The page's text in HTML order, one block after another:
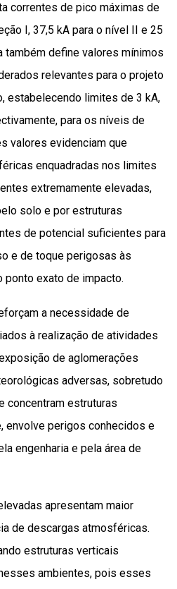
correntes de pico máximas de
I, 37,5 kA para o nível II e 25
também define valores mínimos
relevantes para o projeto
estabelecendo limites de 3 kA,
para os níveis de
valores evidenciam que
enquadradas nos limites
extremamente elevadas,
solo e por estruturas
de potencial suficientes para
e de toque perigosas às
exato de impacto.
a necessidade de
à realização de atividades
de aglomerações
adversas, sobretudo
concentram estruturas
envolve perigos conhecidos e
engenharia e pela área de
apresentam maior
de descargas atmosféricas.
estruturas verticais
ambientes, pois esses